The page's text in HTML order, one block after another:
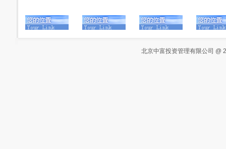
北京中富投资管理有限公司 @